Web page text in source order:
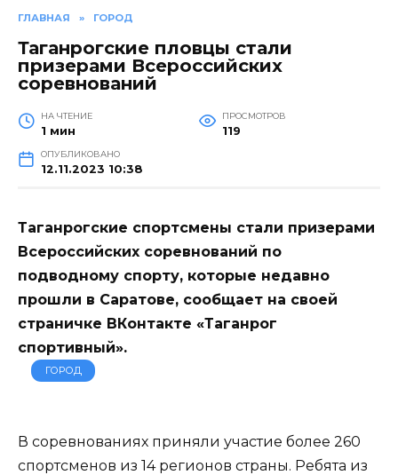
ГЛАВНАЯ » ГОРОД
Таганрогские пловцы стали
призерами Всероссийских
соревнований
НА ЧТЕНИЕ
1 мин
ПРОСМОТРОВ
119
ОПУБЛИКОВАНО
12.11.2023 10:38
Таганрогские спортсмены стали призерами
Всероссийских соревнований по
подводному спорту, которые недавно
прошли в Саратове, сообщает на своей
страничке ВКонтакте «Таганрог
спортивный».
ГОРОД
В соревнованиях приняли участие более 260
спортсменов из 14 регионов страны. Ребята из